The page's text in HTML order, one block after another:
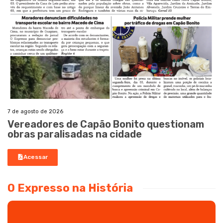
7 de agosto de 2026
Vereadores de Capão Bonito questionam
obras paralisadas na cidade
Acessar
O Expresso na História